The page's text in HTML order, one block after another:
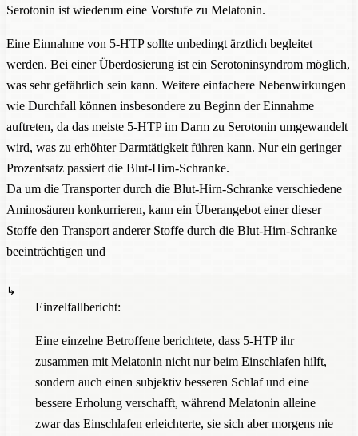
Serotonin ist wiederum eine Vorstufe zu Melatonin.
Eine Einnahme von 5-HTP sollte unbedingt ärztlich begleitet
werden. Bei einer Überdosierung ist ein Serotoninsyndrom möglich,
was sehr gefährlich sein kann. Weitere einfachere Nebenwirkungen
wie Durchfall können insbesondere zu Beginn der Einnahme
auftreten, da das meiste 5-HTP im Darm zu Serotonin umgewandelt
wird, was zu erhöhter Darmtätigkeit führen kann. Nur ein geringer
Prozentsatz passiert die Blut-Hirn-Schranke.
Da um die Transporter durch die Blut-Hirn-Schranke verschiedene
Aminosäuren konkurrieren, kann ein Überangebot einer dieser
Stoffe den Transport anderer Stoffe durch die Blut-Hirn-Schranke
beeinträchtigen und
Einzelfallbericht:
Eine einzelne Betroffene berichtete, dass 5-HTP ihr
zusammen mit Melatonin nicht nur beim Einschlafen hilft,
sondern auch einen subjektiv besseren Schlaf und eine
bessere Erholung verschafft, während Melatonin alleine
zwar das Einschlafen erleichterte, sie sich aber morgens nie